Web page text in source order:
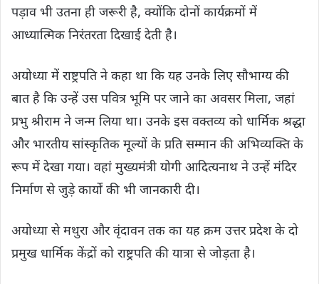
पड़ाव भी उतना ही जरूरी है, क्योंकि दोनों कार्यक्रमों में
आध्यात्मिक निरंतरता दिखाई देती है।
अयोध्या में राष्ट्रपति ने कहा था कि यह उनके लिए सौभाग्य की
बात है कि उन्हें उस पवित्र भूमि पर जाने का अवसर मिला, जहां
प्रभु श्रीराम ने जन्म लिया था। उनके इस वक्तव्य को धार्मिक श्रद्धा
और भारतीय सांस्कृतिक मूल्यों के प्रति सम्मान की अभिव्यक्ति के
रूप में देखा गया। वहां मुख्यमंत्री योगी आदित्यनाथ ने उन्हें मंदिर
निर्माण से जुड़े कार्यों की भी जानकारी दी।
अयोध्या से मथुरा और वृंदावन तक का यह क्रम उत्तर प्रदेश के दो
प्रमुख धार्मिक केंद्रों को राष्ट्रपति की यात्रा से जोड़ता है।